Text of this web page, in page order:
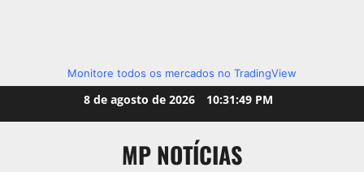
Monitore todos os mercados no TradingView
8 de agosto de 2026 10:31:51 PM
MP NOTÍCIAS